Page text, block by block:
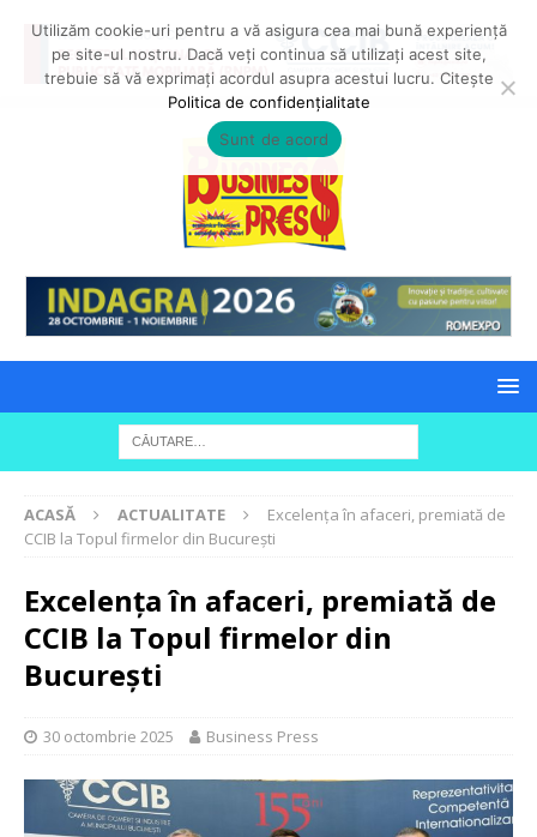
ACASĂ ACTUALITATE
Excelența în afaceri, premiată de
CCIB la Topul firmelor din București
Excelența în afaceri, premiată de
CCIB la Topul firmelor din
București
30 octombrie 2025 Business Press
Utilizăm cookie-uri pentru a vă asigura cea mai bună experiență
pe site-ul nostru. Dacă veți continua să utilizați acest site,
trebuie să vă exprimați acordul asupra acestui lucru. Citește
Politica de confidențialitate
Sunt de acord